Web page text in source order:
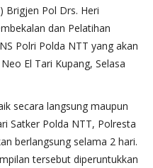
Brigjen Pol Drs. Heri
dan Pelatihan
Polri Polda NTT yang akan
El Tari Kupang, Selasa
secara langsung maupun
Satker Polda NTT, Polresta
berlangsung selama 2 hari.
tersebut diperuntukkan